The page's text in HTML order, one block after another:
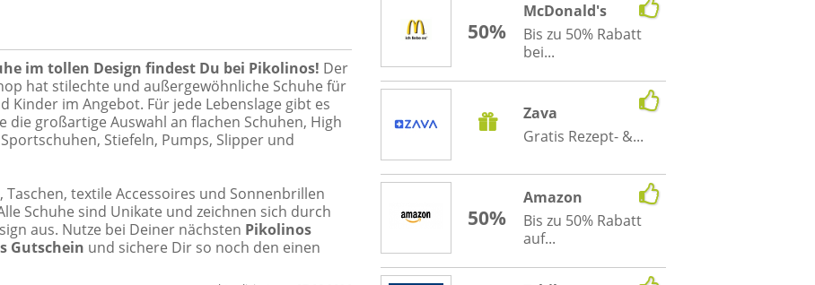
im tollen Design findest Du bei Pikolinos! Der
hat stilechte und außergewöhnliche Schuhe für
Kinder im Angebot. Für jede Lebenslage gibt es
die großartige Auswahl an flachen Schuhen, High
Stiefeln, Pumps, Slipper und
textile Accessoires und Sonnenbrillen
Schuhe sind Unikate und zeichnen sich durch
aus. Nutze bei Deiner nächsten Pikolinos
Gutschein und sichere Dir so noch den einen
50%
McDonald's
Bis zu 50% Rabatt
bei...
Zava
Gratis Rezept- &...
50%
Amazon
Bis zu 50% Rabatt
auf...